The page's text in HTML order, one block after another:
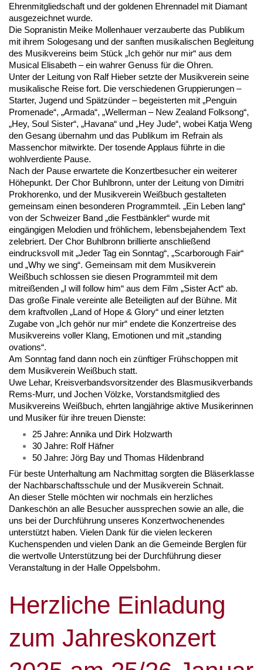
Ehrenmitgliedschaft und der goldenen Ehrennadel mit Diamant
ausgezeichnet wurde.
Die Sopranistin Meike Mollenhauer verzauberte das Publikum
mit ihrem Sologesang und der sanften musikalischen Begleitung
des Musikvereins beim Stück „Ich gehör nur mir“ aus dem
Musical Elisabeth – ein wahrer Genuss für die Ohren.
Unter der Leitung von Ralf Hieber setzte der Musikverein seine
musikalische Reise fort. Die verschiedenen Gruppierungen –
Starter, Jugend und Spätzünder – begeisterten mit „Penguin
Promenade“, „Armada“, „Wellerman – New Zealand Folksong“,
„Hey, Soul Sister“, „Havana“ und „Hey Jude“, wobei Katja Weng
den Gesang übernahm und das Publikum im Refrain als
Massenchor mitwirkte. Der tosende Applaus führte in die
wohlverdiente Pause.
Nach der Pause erwartete die Konzertbesucher ein weiterer
Höhepunkt. Der Chor Buhlbronn, unter der Leitung von Dimitri
Prokhorenko, und der Musikverein Weißbuch gestalteten
gemeinsam einen besonderen Programmteil. „Ein Leben lang“
von der Schweizer Band „die Festbänkler“ wurde mit
eingängigen Melodien und fröhlichem, lebensbejahendem Text
zelebriert. Der Chor Buhlbronn brillierte anschließend
eindrucksvoll mit „Jeder Tag ein Sonntag“, „Scarborough Fair“
und „Why we sing“. Gemeinsam mit dem Musikverein
Weißbuch schlossen sie diesen Programmteil mit dem
mitreißenden „I will follow him“ aus dem Film „Sister Act“ ab.
Das große Finale vereinte alle Beteiligten auf der Bühne. Mit
dem kraftvollen „Land of Hope & Glory“ und einer letzten
Zugabe von „Ich gehör nur mir“ endete die Konzertreise des
Musikvereins voller Klang, Emotionen und mit „standing
ovations“.
Am Sonntag fand dann noch ein zünftiger Frühschoppen mit
dem Musikverein Weißbuch statt.
Uwe Lehar, Kreisverbandsvorsitzender des Blasmusikverbands
Rems-Murr, und Jochen Völzke, Vorstandsmitglied des
Musikvereins Weißbuch, ehrten langjährige aktive Musikerinnen
und Musiker für ihre treuen Dienste:
25 Jahre: Annika und Dirk Holzwarth
30 Jahre: Rolf Häfner
50 Jahre: Jörg Bay und Thomas Hildenbrand
Für beste Unterhaltung am Nachmittag sorgten die Bläserklasse
der Nachbarschaftsschule und der Musikverein Schnait.
An dieser Stelle möchten wir nochmals ein herzliches
Dankeschön an alle Besucher aussprechen sowie an alle, die
uns bei der Durchführung unseres Konzertwochenendes
unterstützt haben. Vielen Dank für die vielen leckeren
Kuchenspenden und vielen Dank an die Gemeinde Berglen für
die wertvolle Unterstützung bei der Durchführung dieser
Veranstaltung in der Halle Oppelsbohm.
Herzliche Einladung
zum Jahreskonzert